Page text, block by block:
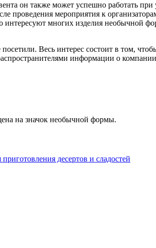
он также может успешно работать
проведения мероприятия к
многих изделия необычной
Весь интерес состоит в том,
информации о
на значок необычной формы.
десертов и сладостей